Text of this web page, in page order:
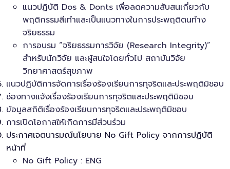
แนวปฏิบัติ Dos & Donts เพื่อลดความสับสนเกี่ยวกับ
พฤติกรรมสีเทำและเป็นแนวทางในการประพฤติตนทำง
จริยธรรม
การอบรม “จริยธรรมการวิจัย (Research Integrity)”
สำหรับนักวิจัย และผู้สนใจโดยทั่วไป สถาบันวิจัย
วิทยาศาสตร์สุขภาพ
แนวปฏิบัติการจัดการเรื่องร้องเรียนการทุจริตและประพฤติมิชอบ
ช่องทางแจ้งเรื่องร้องเรียนการทุจริตและประพฤติมิชอบ
ข้อมูลสถิติเรื่องร้องเรียนการทุจริตและประพฤติมิชอบ
การเปิดโอกาสให้เกิดการมีส่วนร่วม
ประกาศเจตนารมณ์นโยบาย No Gift Policy จากการปฏิบัติ
หน้าที่
No Gift Policy : ENG